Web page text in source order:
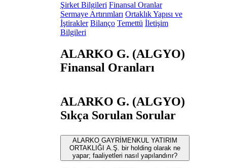
Şirket Bilgileri Finansal Oranlar
Sermaye Artırımları Ortaklık Yapısı ve
İştirakler Bilanço Temettü İletişim
Bilgileri
ALARKO G. (ALGYO)
Finansal Oranları
ALARKO G. (ALGYO)
Sıkça Sorulan Sorular
ALARKO GAYRİMENKUL YATIRIM
ORTAKLIĞI A.Ş. bir holding olarak ne
yapar; faaliyetleri nasıl yapılandırır?